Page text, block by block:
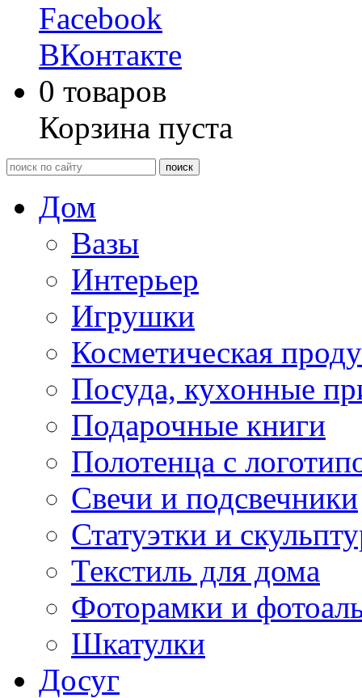
Facebook
ВКонтакте
0 товаров
Корзина пуста
Дом
Вазы
Интерьер
Игрушки
Косметическая
Посуда, кухонные
Подарочные книги
Полотенца с
Свечи и подсвечники
Статуэтки и
Текстиль для дома
Фоторамки и
Шкатулки
Досуг